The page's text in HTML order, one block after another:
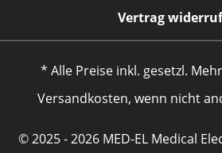
Vertrag
* Alle Preise inkl. gesetzl.
Versandkosten, wenn nicht
© 2025 - 2026 MED-EL Medical